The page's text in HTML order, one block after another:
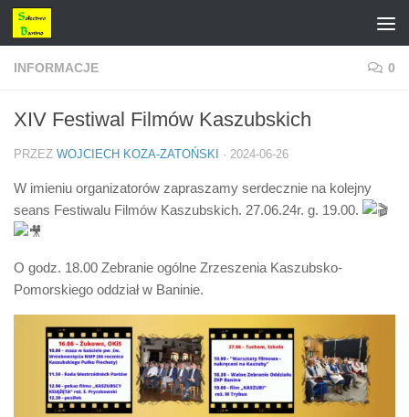
Przejdź do treści
INFORMACJE 0
XIV Festiwal Filmów Kaszubskich
PRZEZ WOJCIECH KOZA-ZATOŃSKI · 2024-06-26
W imieniu organizatorów zapraszamy serdecznie na kolejny
seans Festiwalu Filmów Kaszubskich. 27.06.24r. g. 19.00.
O godz. 18.00 Zebranie ogólne Zrzeszenia Kaszubsko-
Pomorskiego oddział w Baninie.